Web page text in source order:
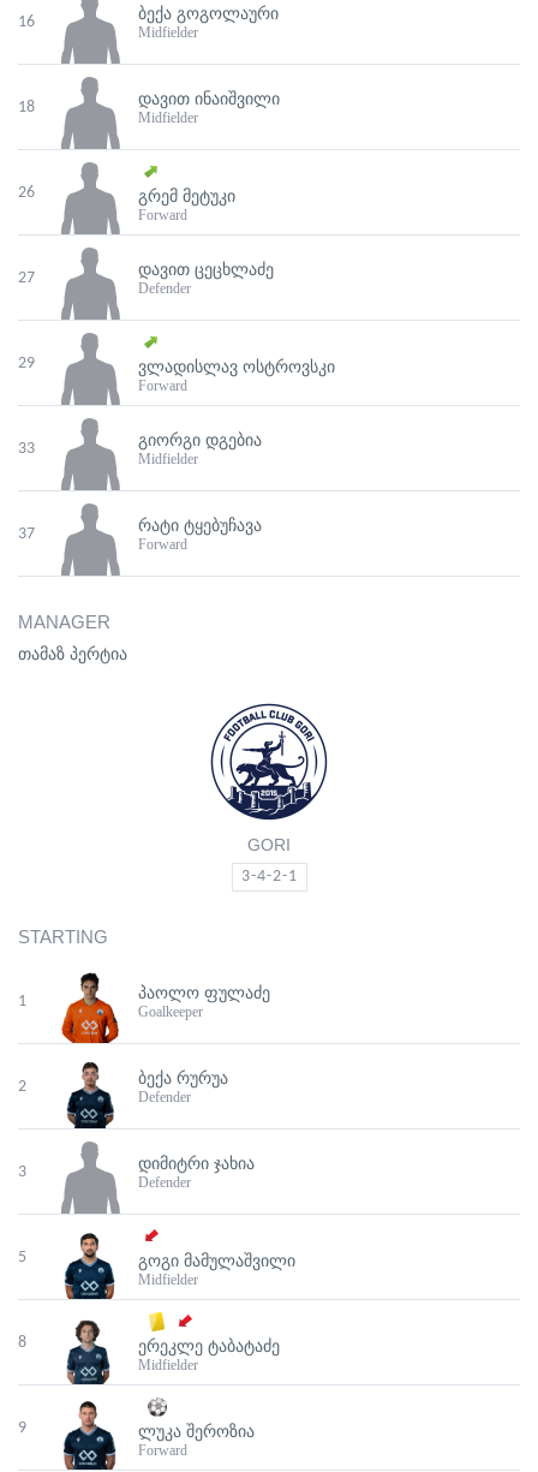
16 ᲑᲔᲥᲐ ᲒᲝᲒᲝᲚᲐᲣᲠᲘ
Midfielder
18 ᲓᲐᲕᲘᲗ ᲘᲜᲐᲘᲨᲕᲘᲚᲘ
Midfielder
26 ᲒᲠᲔᲛ ᲛᲔᲢᲣᲙᲘ
Forward
27 ᲓᲐᲕᲘᲗ ᲪᲔᲪᲮᲚᲐᲫᲔ
Defender
29 ᲕᲚᲐᲓᲘᲡᲚᲐᲕ ᲝᲡᲢᲠᲝᲕᲡᲙᲘ
Forward
33 ᲒᲘᲝᲠᲒᲘ ᲓᲒᲔᲑᲘᲐ
Midfielder
37 ᲠᲐᲢᲘ ᲢᲧᲔᲑᲣᲩᲐᲕᲐ
Forward
MANAGER
თამაზ პერტია
GORI
3-4-2-1
STARTING
1 ᲞᲐᲝᲚᲝ ᲤᲣᲚᲐᲫᲔ
Goalkeeper
2 ᲑᲔᲥᲐ ᲠᲣᲠᲣᲐ
Defender
3 ᲓᲘᲛᲘᲢᲠᲘ ᲯᲐᲮᲘᲐ
Defender
5 ᲒᲝᲒᲘ ᲛᲐᲛᲣᲚᲐᲨᲕᲘᲚᲘ
Midfielder
8 ᲔᲠᲔᲙᲚᲔ ᲢᲐᲑᲐᲢᲐᲫᲔ
Midfielder
9 ᲚᲣᲙᲐ ᲨᲔᲠᲝᲖᲘᲐ
Forward